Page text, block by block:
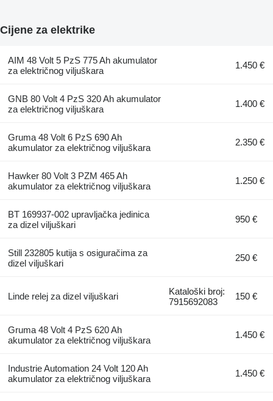
Cijene za elektrike
AIM 48 Volt 5 PzS 775 Ah akumulator
za električnog viljuškara
1.450 €
GNB 80 Volt 4 PzS 320 Ah akumulator
za električnog viljuškara
1.400 €
Gruma 48 Volt 6 PzS 690 Ah
akumulator za električnog viljuškara
2.350 €
Hawker 80 Volt 3 PZM 465 Ah
akumulator za električnog viljuškara
1.250 €
BT 169937-002 upravljačka jedinica
za dizel viljuškari
950 €
Still 232805 kutija s osiguračima za
dizel viljuškari
250 €
Linde relej za dizel viljuškari
Kataloški broj:
7915692083
150 €
Gruma 48 Volt 4 PzS 620 Ah
akumulator za električnog viljuškara
1.450 €
Industrie Automation 24 Volt 120 Ah
akumulator za električnog viljuškara
1.450 €